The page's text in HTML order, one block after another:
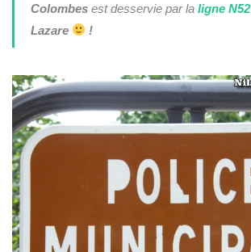
Colombesest desservie par laligne N52
Lazare
!